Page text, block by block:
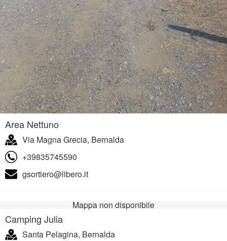
Area Nettuno
Via Magna Grecia, Bernalda
+39835745590
gsortiero@libero.it
Mappa non disponibile
Camping Julia
Santa Pelagina, Bernalda